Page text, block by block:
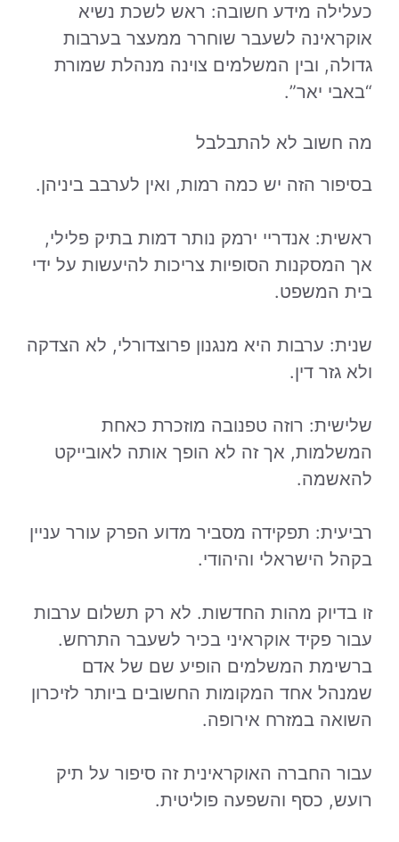
כעלילה מידע חשובה: ראש לשכת נשיא
אוקראינה לשעבר שוחרר ממעצר בערבות
גדולה, ובין המשלמים צוינה מנהלת שמורת
“באבי יאר”.
מה חשוב לא להתבלבל
בסיפור הזה יש כמה רמות, ואין לערבב ביניהן.
ראשית: אנדריי ירמק נותר דמות בתיק פלילי,
אך המסקנות הסופיות צריכות להיעשות על ידי
בית המשפט.
שנית: ערבות היא מנגנון פרוצדורלי, לא הצדקה
ולא גזר דין.
שלישית: רוזה טפנובה מוזכרת כאחת
המשלמות, אך זה לא הופך אותה לאובייקט
להאשמה.
רביעית: תפקידה מסביר מדוע הפרק עורר עניין
בקהל הישראלי והיהודי.
זו בדיוק מהות החדשות. לא רק תשלום ערבות
עבור פקיד אוקראיני בכיר לשעבר התרחש.
ברשימת המשלמים הופיע שם של אדם
שמנהל אחד המקומות החשובים ביותר לזיכרון
השואה במזרח אירופה.
עבור החברה האוקראינית זה סיפור על תיק
רועש, כסף והשפעה פוליטית.